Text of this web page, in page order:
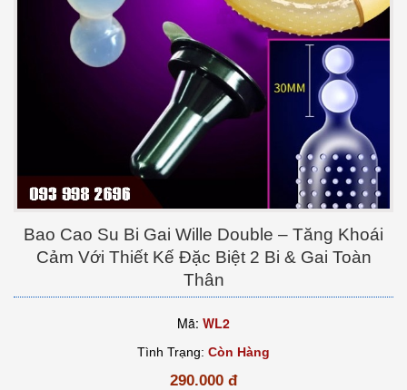
Bao Cao Su Bi Gai Wille Double – Tăng Khoái
Cảm Với Thiết Kế Đặc Biệt 2 Bi & Gai Toàn
Thân
Mã: WL2
Tình Trạng: Còn Hàng
290.000 đ